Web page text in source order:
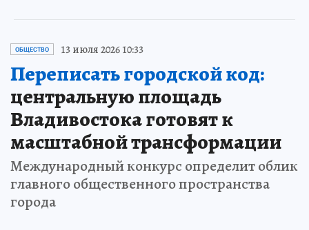
ОБЩЕСТВО 13 июля 2026 10:33
Переписать городской код:
центральную площадь
Владивостока готовят к
масштабной трансформации
Международный конкурс определит облик
главного общественного пространства
города